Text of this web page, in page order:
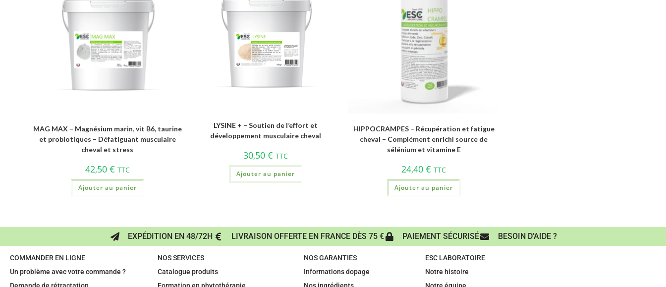
MAG MAX – Magnésium marin, vit B6, taurine
et probiotiques – Défatiguant musculaire
cheval et stress
42,50 € TTC
Ajouter au panier
LYSINE + – Soutien de l’effort et
développement musculaire cheval
30,50 € TTC
Ajouter au panier
HIPPOCRAMPES – Récupération et fatigue
cheval – Complément enrichi source de
sélénium et vitamine E
24,40€ TTC
Ajouter au panier
EXPÉDITION EN 48/72H LIVRAISON OFFERTE EN FRANCE DÈS 75 € PAIEMENT SÉCURISÉ BESOIN D'AIDE ?
COMMANDER EN LIGNE
Un problème avec votre commande ?
NOS SERVICES
Catalogue produits
NOS GARANTIES
Informations dopage
ESC LABORATOIRE
Notre histoire